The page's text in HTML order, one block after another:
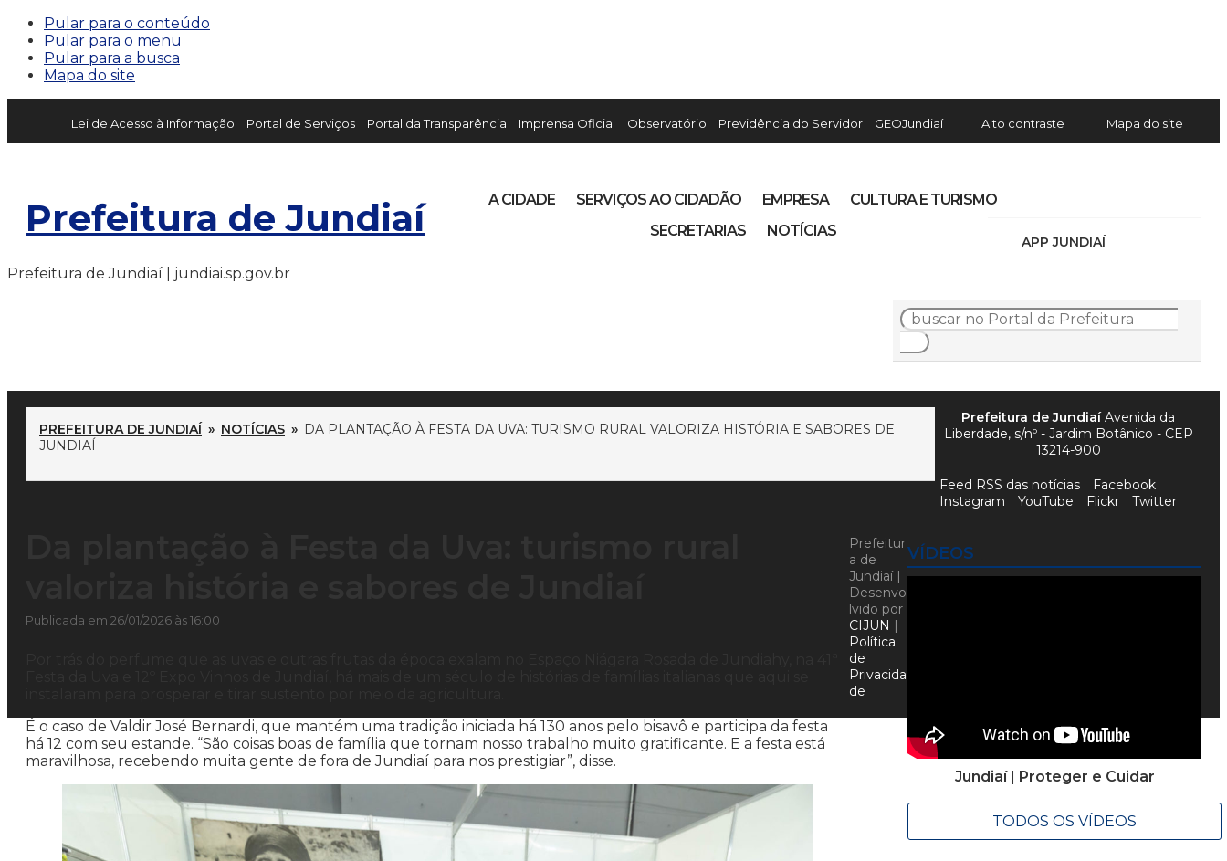
Pular para o conteúdo
Pular para o menu
Pular para a busca
Mapa do site
Lei de Acesso à Informação Portal de Serviços Portal da Transparência Imprensa Oficial Observatório Previdência do Servidor GEOJundiaí Alto contraste Mapa do site
Prefeitura de Jundiaí
APP JUNDIAÍ
A CIDADE SERVIÇOS AO CIDADÃO EMPRESA
CULTURA E TURISMO
SECRETARIAS
NOTÍCIAS
Prefeitura de Jundiaí | jundiai.sp.gov.br
PREFEITURA DE JUNDIAÍ » NOTÍCIAS » DA PLANTAÇÃO À FESTA DA UVA: TURISMO RURAL VALORIZA HISTÓRIA E SABORES DE
JUNDIAÍ
Publicada em 26/01/2026 às 16:00
É o caso de Valdir José Bernardi, que mantém uma tradição iniciada há 130 anos pelo bisavô e participa da festa
há 12 com seu estande. “São coisas boas de família que tornam nosso trabalho muito gratificante. E a festa está
maravilhosa, recebendo muita gente de fora de Jundiaí para nos prestigiar”, disse.
VÍDEOS
Jundiaí | Proteger e Cuidar
TODOS OS VÍDEOS
Prefeitura de JundiaíAvenida da
Liberdade, s/nº - Jardim Botânico - CEP
13214-900
Feed RSS das notícias
Facebook
Instagram
YouTube Flickr Twitter
Prefeitur
a de
Jundiaí |
Desenvo
lvido por
CIJUN |
Política
de
Privacida
de